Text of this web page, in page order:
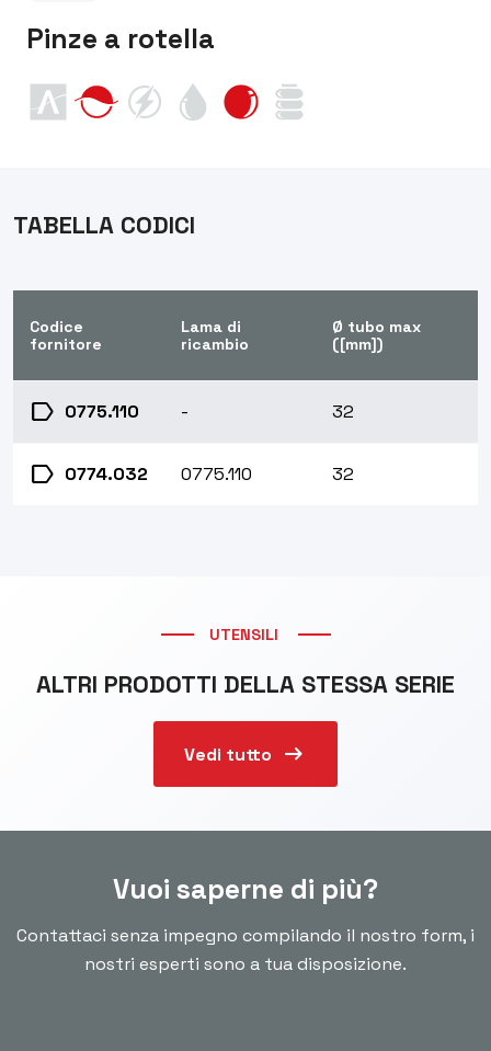
Pinze a rotella
TABELLA CODICI
Codice
fornitore
Lama di
ricambio
Ø tubo max
([mm])
label 0775.110 - 32
label 0774.032 0775.110 32
UTENSILI
ALTRI PRODOTTI DELLA STESSA SERIE
Vedi tutto arrow_right_alt
Vuoi saperne di più?
Contattaci senza impegno compilando il nostro form, i
nostri esperti sono a tua disposizione.